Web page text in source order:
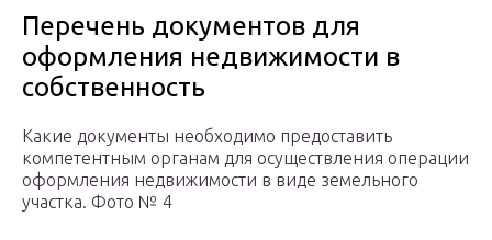
Перечень документов для
оформления недвижимости в
собственность
Какие документы необходимо предоставить
компетентным органам для осуществления операции
оформления недвижимости в виде земельного
участка. Фото № 4